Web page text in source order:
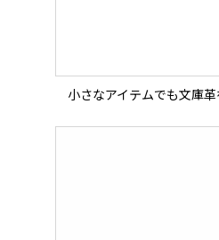
小さなアイテムでも文庫